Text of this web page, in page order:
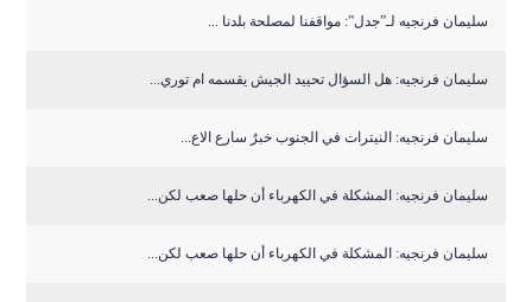
سليمان فرنجيه لـ”جدل”: مواقفنا لمصلحة بلدنا ...
سليمان فرنجيه: هل السؤال تحييد الجيش يقسمه ام توري...
سليمان فرنجيه: النيترات في الجنوب خبرٌ سارع الاع...
سليمان فرنجيه: المشكلة في الكهرباء أن حلها صعب لكن...
سليمان فرنجيه: المشكلة في الكهرباء أن حلها صعب لكن...